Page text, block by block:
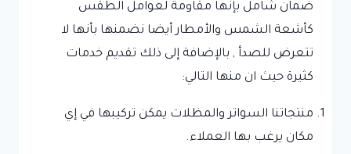
ضمان شامل بإنها مقاومة لعوامل الطقس
كأشعة الشمس والأمطار أيضا نضمنها بأنها لا
تتعرض للصدأ , بالإضافة إلى ذلك تقديم خدمات
كثيرة حيث ان منها التالي:
منتجاتنا السواتر والمظلات يمكن تركيبها في إي
مكان يرغب بها العملاء.